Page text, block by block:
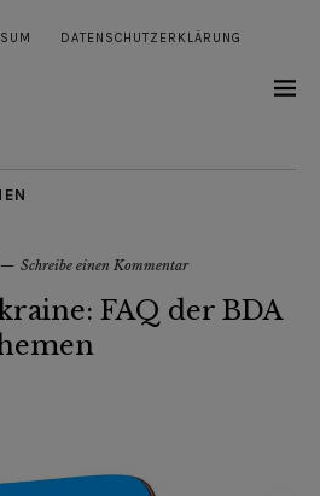
DATENSCHUTZERKLÄRUNG
Schreibe einen Kommentar
FAQ der BDA